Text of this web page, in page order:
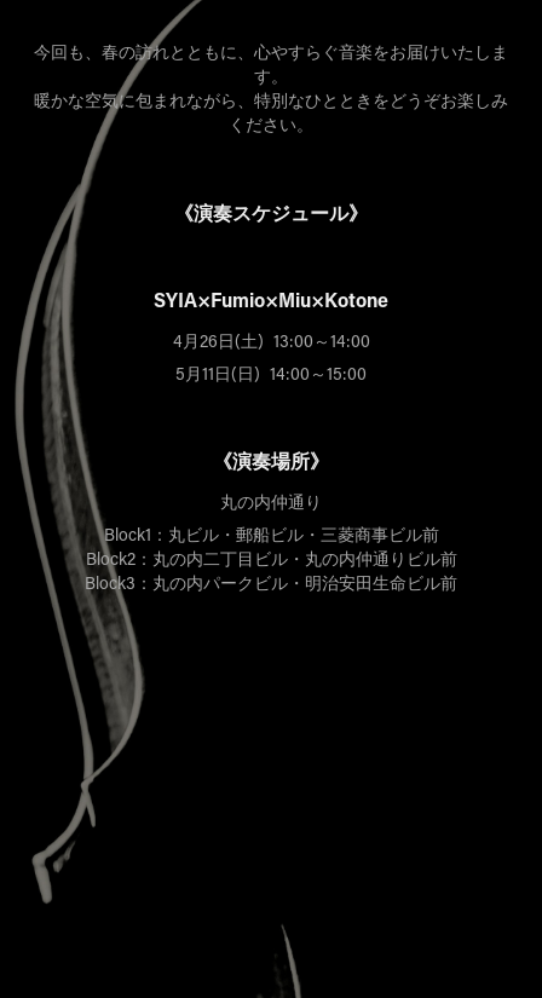
今回も、春の訪れとともに、心やすらぐ音楽をお届けいたしま
す。
暖かな空気に包まれながら、特別なひとときをどうぞお楽しみ
ください。
《演奏スケジュール》
SYIA×Fumio×Miu×Kotone
4月26日(土) 13:00～14:00
5月11日(日) 14:00～15:00
《演奏場所》
丸の内仲通り
Block1：丸ビル・郵船ビル・三菱商事ビル前
Block2：丸の内二丁目ビル・丸の内仲通りビル前
Block3：丸の内パークビル・明治安田生命ビル前